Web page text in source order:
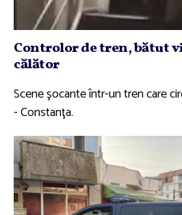
Controlor de tren, bătut
călător
Scene şocante într-un tren care
- Constanţa.